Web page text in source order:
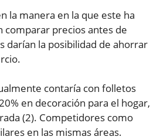
la manera en la que este ha
precios antes de
darían la posibilidad de ahorrar
contaría con folletos
en decoración para el hogar,
(2). Competidores como
en las mismas áreas.